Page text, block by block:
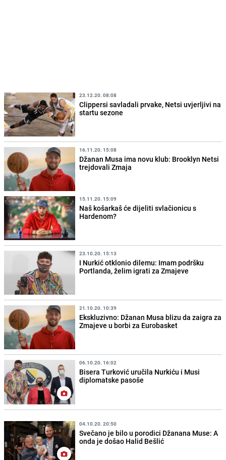
23.12.20. 08:08
Clippersi savladali prvake, Netsi uvjerljivi na
startu sezone
16.11.20. 15:08
Džanan Musa ima novu klub: Brooklyn Netsi
trejdovali Zmaja
15.11.20. 15:09
Naš košarkaš će dijeliti svlačionicu s
Hardenom?
23.10.20. 15:13
I Nurkić otklonio dilemu: Imam podršku
Portlanda, želim igrati za Zmajeve
21.10.20. 10:39
Ekskluzivno: Džanan Musa blizu da zaigra za
Zmajeve u borbi za Eurobasket
06.10.20. 16:02
Bisera Turković uručila Nurkiću i Musi
diplomatske pasoše
04.10.20. 20:50
Svečano je bilo u porodici Džanana Muse: A
onda je došao Halid Bešlić